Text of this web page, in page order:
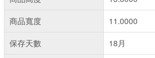
商品寬度
11.0000
保存天數
18月